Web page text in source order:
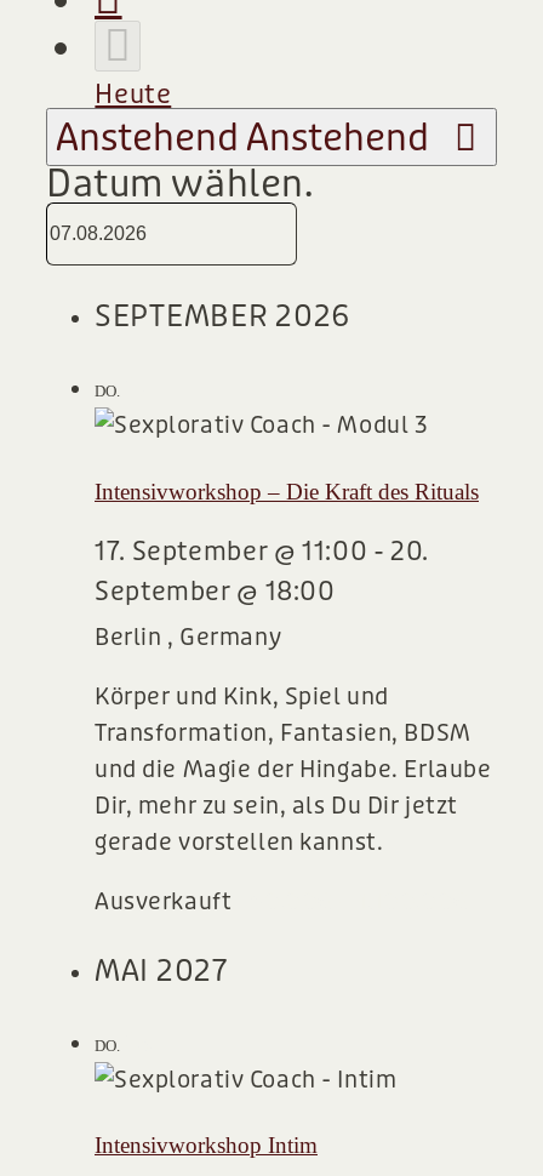
Heute
Anstehend Anstehend
Datum wählen.
SEPTEMBER 2026
DO.
Intensivworkshop – Die Kraft des Rituals
17. September @ 11:00 -20.
September @ 18:00
Berlin , Germany
Körper und Kink, Spiel und
Transformation, Fantasien, BDSM
und die Magie der Hingabe. Erlaube
Dir, mehr zu sein, als Du Dir jetzt
gerade vorstellen kannst.
Ausverkauft
MAI 2027
DO.
Intensivworkshop Intim